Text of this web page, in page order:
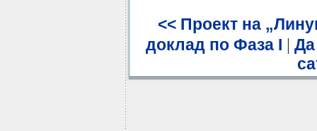
<< Проект на
доклад по Фаза I |